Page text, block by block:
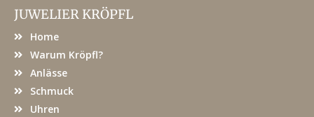
JUWELIER KRÖPFL
Home
Warum Kröpfl?
Anlässe
Schmuck
Uhren